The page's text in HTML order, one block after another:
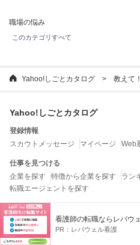
職場の悩み
このカテゴリすべて
Yahoo!しごとカタログ 教えて
看護師の転職ならレバウ
PR： レバウェル看護
Yahoo!しごとカタログ
登録情報
スカウトメッセージ
マイページ Web
仕事を見つける
企業を探す
特徴から企業を探す
ラン
転職エージェントを探す
お役立ちコンテンツ
教えて！しごとの先生
しごとの法律ガ
特集一覧